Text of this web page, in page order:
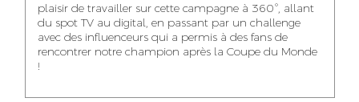
MERYEM OUALHAN
TRAFFIC MANAGER
JABRI AHMED
GRAPHIC
DESIGNER
WISSAL KHALIFI
INFLUENCE
MANAGER
plaisir de travailler sur cette campagne à 360°, allant
du spot TV au digital, en passant par un challenge
avec des influenceurs qui a permis à des fans de
rencontrer notre champion après la Coupe du Monde
!